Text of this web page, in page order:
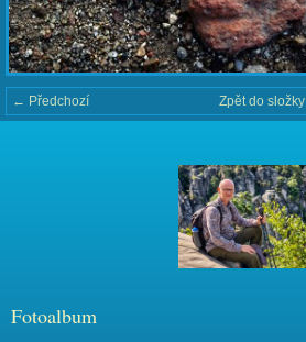
← Předchozí Zpět do složky
Fotoalbum